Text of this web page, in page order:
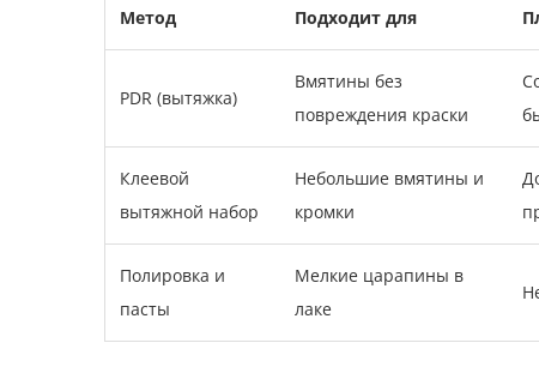
Метод Подходит для
PDR (вытяжка)
Вмятины без
повреждения краски
Клеевой
вытяжной набор
Небольшие вмятины и
кромки
Полировка и
пасты
Мелкие царапины в
лаке